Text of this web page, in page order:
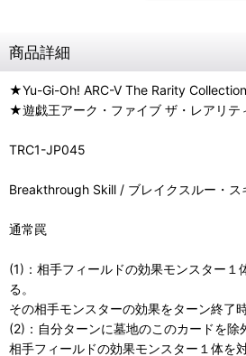
商品詳細
★Yu-Gi-Oh! ARC-V The Rarity Collection
★遊戯王アーク・ファイブ ザ・レアリテ
TRC1-JP045
Breakthrough Skill / ブレイクスルー・ス
通常罠
(1)：相手フィールドの効果モンスター１
る。
その相手モンスターの効果をターン終了
(2)：自分ターンに墓地のこのカードを除
相手フィールドの効果モンスター１体を